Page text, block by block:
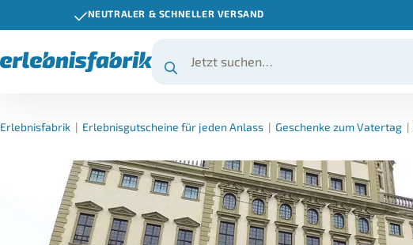
NEUTRALER & SCHNELLER VERSAND
Erlebnisfabrik | Erlebnisgutscheine für jeden Anlass | Geschenke zum Vatertag |